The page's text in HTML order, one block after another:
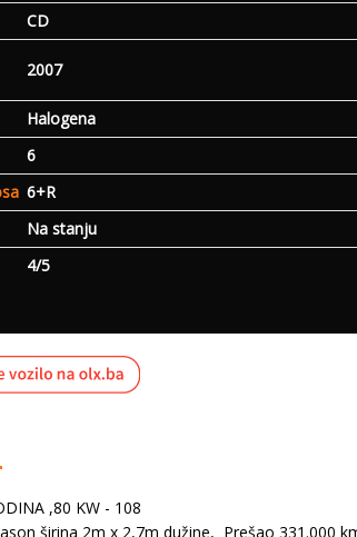
CD
2007
Halogena
6
6+R
Na stanju
4/5
,80 KW - 108
širina 2m x 2,7m dužine, Prešao